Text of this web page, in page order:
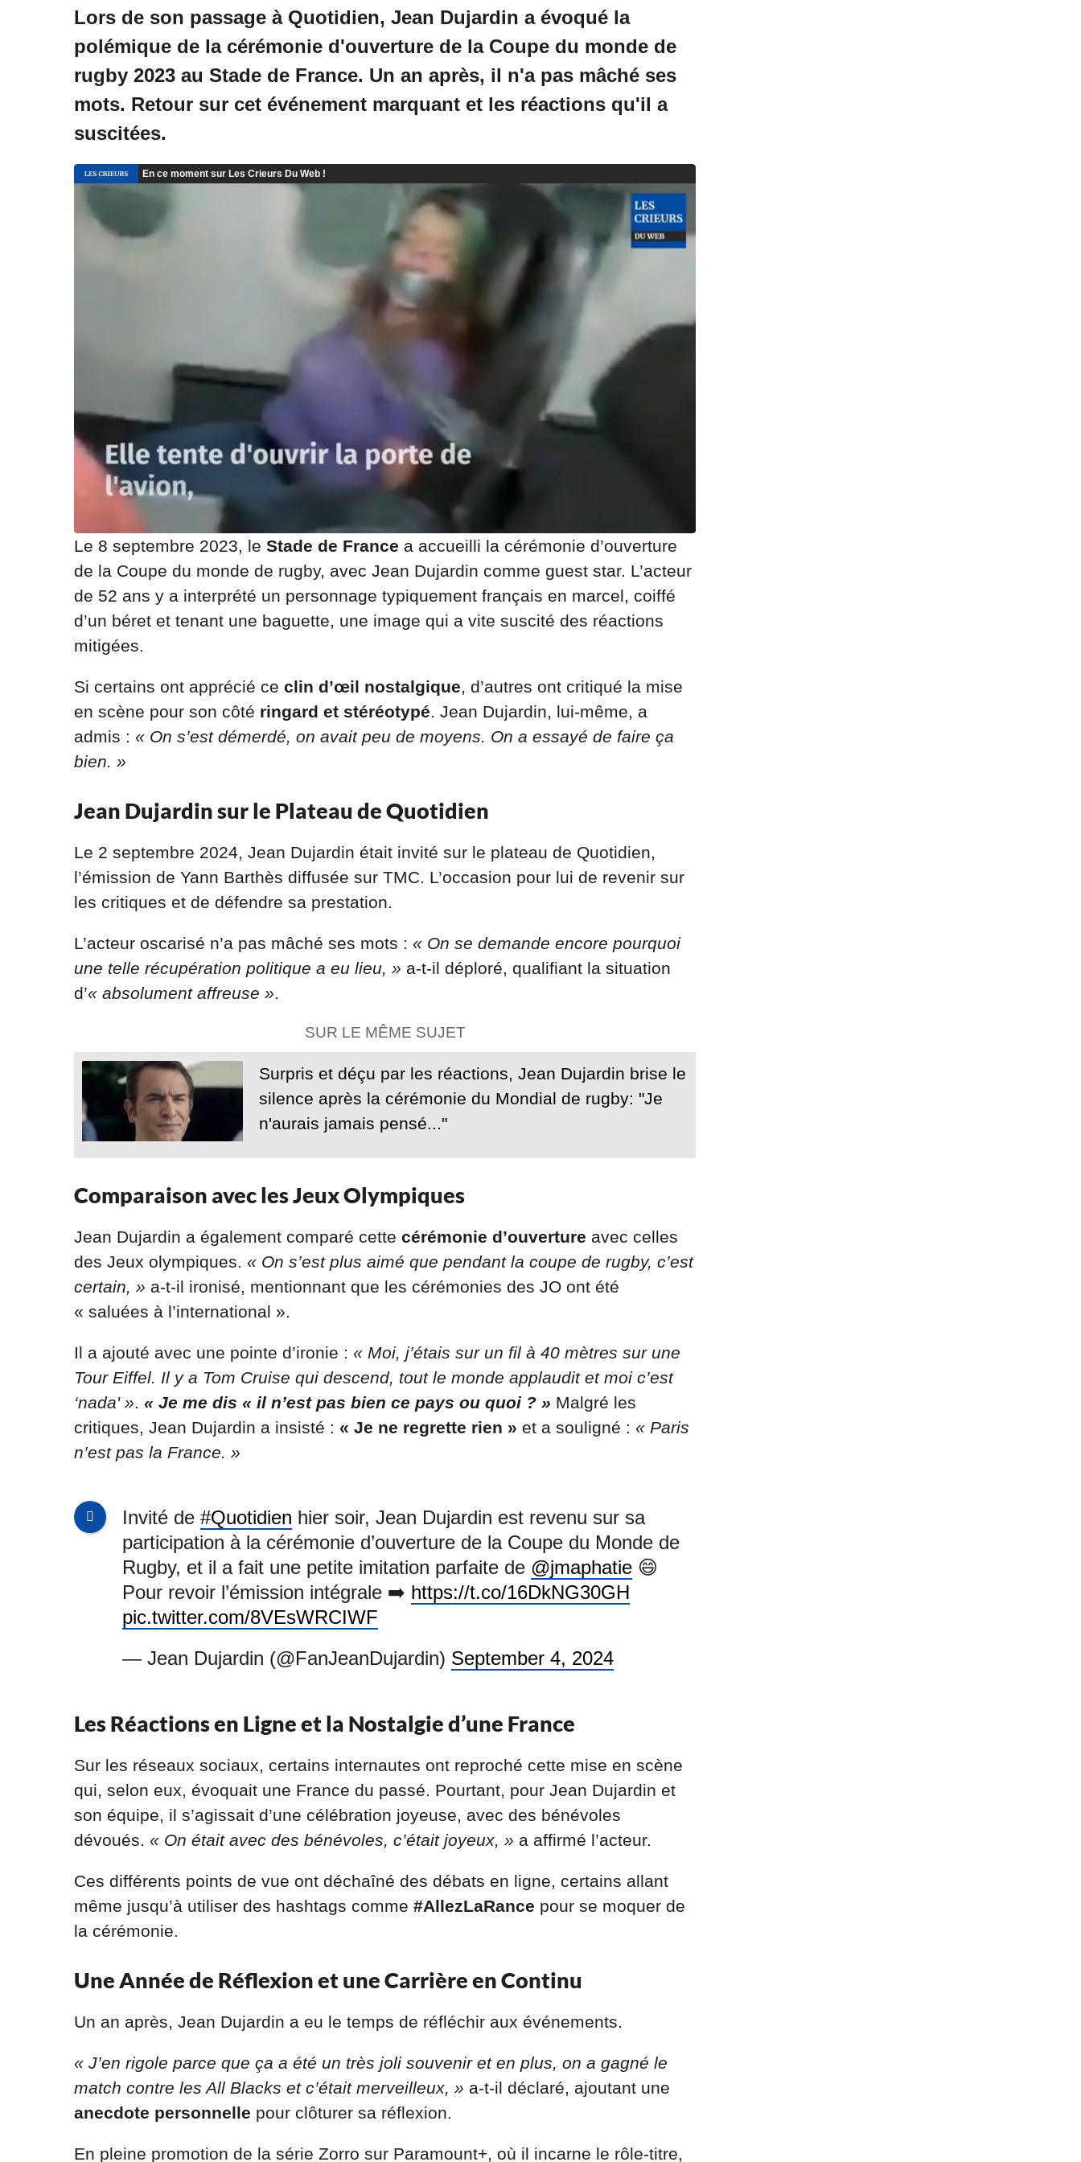
Lors de son passage à Quotidien, Jean Dujardin a évoqué la
polémique de la cérémonie d'ouverture de la Coupe du monde de
rugby 2023 au Stade de France. Un an après, il n'a pas mâché ses
mots. Retour sur cet événement marquant et les réactions qu'il a
suscitées.
Le 8 septembre 2023, le Stade de France a accueilli la cérémonie d’ouverture
de la Coupe du monde de rugby, avec Jean Dujardin comme guest star. L’acteur
de 52 ans y a interprété un personnage typiquement français en marcel, coiffé
d’un béret et tenant une baguette, une image qui a vite suscité des réactions
mitigées.
Si certains ont apprécié ce clin d’œil nostalgique , d’autres ont critiqué la mise
en scène pour son côté ringard et stéréotypé . Jean Dujardin, lui-même, a
admis : « On s’est démerdé, on avait peu de moyens. On a essayé de faire ça
bien. »
Jean Dujardin sur le Plateau de Quotidien
Le 2 septembre 2024, Jean Dujardin était invité sur le plateau de Quotidien,
l’émission de Yann Barthès diffusée sur TMC. L’occasion pour lui de revenir sur
les critiques et de défendre sa prestation.
L’acteur oscarisé n’a pas mâché ses mots : « On se demande encore pourquoi
une telle récupération politique a eu lieu, » a-t-il déploré, qualifiant la situation
d’« absolument affreuse »
SUR LE MÊME SUJET
Surpris et déçu par les réactions, Jean Dujardin brise le
silence après la cérémonie du Mondial de rugby: "Je
n'aurais jamais pensé..."
Comparaison avec les Jeux Olympiques
Jean Dujardin a également comparé cette cérémonie d’ouverture avec celles
des Jeux olympiques. « On s’est plus aimé que pendant la coupe de rugby, c’est
certain, » a-t-il ironisé, mentionnant que les cérémonies des JO ont été
« saluées à l’international ».
Il a ajouté avec une pointe d’ironie : « Moi, j’étais sur un fil à 40 mètres sur une
Tour Eiffel. Il y a Tom Cruise qui descend, tout le monde applaudit et moi c’est
‘nada' » « Je me dis « il n’est pas bien ce pays ou quoi ? » Malgré les
critiques, Jean Dujardin a insisté : « Je ne regrette rien » et a souligné : « Paris
n’est pas la France. »
Invité de #Quotidien hier soir, Jean Dujardin est revenu sur sa
participation à la cérémonie d’ouverture de la Coupe du Monde de
Rugby, et il a fait une petite imitation parfaite de @jmaphatie 😄
Pour revoir l’émission intégrale ➡️ https://t.co/16DkNG30GH
pic.twitter.com/8VEsWRCIWF
— Jean Dujardin (@FanJeanDujardin) September 4, 2024
Les Réactions en Ligne et la Nostalgie d’une France
Sur les réseaux sociaux, certains internautes ont reproché cette mise en scène
qui, selon eux, évoquait une France du passé. Pourtant, pour Jean Dujardin et
son équipe, il s’agissait d’une célébration joyeuse, avec des bénévoles
dévoués. « On était avec des bénévoles, c’était joyeux, » a affirmé l’acteur.
Ces différents points de vue ont déchaîné des débats en ligne, certains allant
même jusqu’à utiliser des hashtags comme #AllezLaRance pour se moquer de
la cérémonie.
Une Année de Réflexion et une Carrière en Continu
Un an après, Jean Dujardin a eu le temps de réfléchir aux événements.
« J’en rigole parce que ça a été un très joli souvenir et en plus, on a gagné le
match contre les All Blacks et c’était merveilleux, » a-t-il déclaré, ajoutant une
anecdote personnelle pour clôturer sa réflexion.
En pleine promotion de la série Zorro sur Paramount+, où il incarne le rôle-titre,